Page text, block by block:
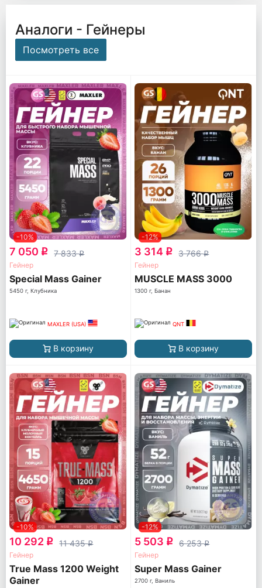
Аналоги - Гейнеры
Посмотреть все
-10%
7 050 q 7 833q
Гейнер
Special Mass Gainer
5450 г, Клубника
MAXLER (USA)
В корзину
-12%
3 314 q 3 766q
Гейнер
MUSCLE MASS 3000
1300 г, Банан
QNT
В корзину
-10%
10 292 q 11 435q
Гейнер
True Mass 1200 Weight
Gainer
-12%
5 503 q 6 253q
Гейнер
Super Mass Gainer
2700 г, Ваниль